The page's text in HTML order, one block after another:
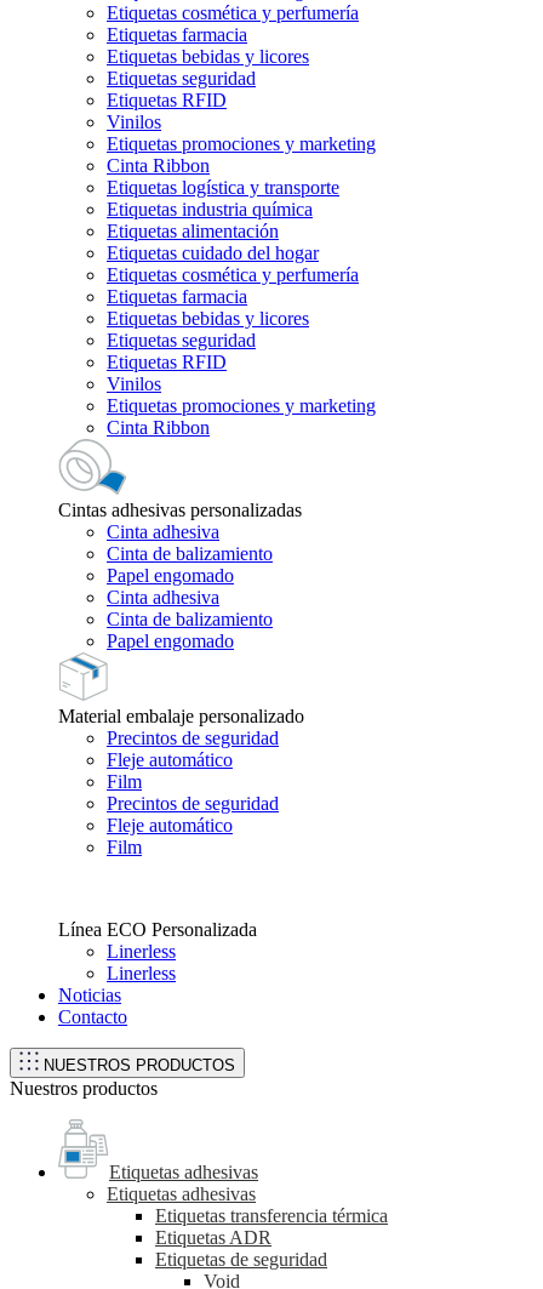
Etiquetas cosmética y perfumería
Etiquetas farmacia
Etiquetas bebidas y licores
Etiquetas seguridad
Etiquetas RFID
Vinilos
Etiquetas promociones y marketing
Cinta Ribbon
Etiquetas logística y transporte
Etiquetas industria química
Etiquetas alimentación
Etiquetas cuidado del hogar
Etiquetas cosmética y perfumería
Etiquetas farmacia
Etiquetas bebidas y licores
Etiquetas seguridad
Etiquetas RFID
Vinilos
Etiquetas promociones y marketing
Cinta Ribbon
Cintas adhesivas personalizadas
Cinta adhesiva
Cinta de balizamiento
Papel engomado
Cinta adhesiva
Cinta de balizamiento
Papel engomado
Material embalaje personalizado
Precintos de seguridad
Fleje automático
Film
Precintos de seguridad
Fleje automático
Film
Línea ECO Personalizada
Linerless
Linerless
Noticias
Contacto
NUESTROS PRODUCTOS
Nuestros productos
Etiquetas adhesivas
Etiquetas adhesivas
Etiquetas transferencia térmica
Etiquetas ADR
Etiquetas de seguridad
Void